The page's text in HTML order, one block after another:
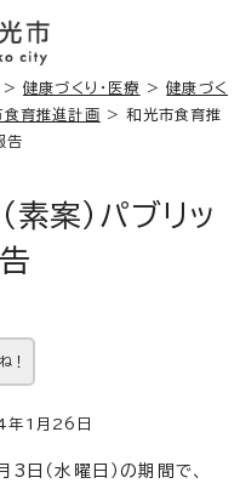
>健康づくり・医療 >健康づく
食育推進計画 > 和光市食育推
告
案）パブリッ
！
1月26日
（水曜日）の期間で、